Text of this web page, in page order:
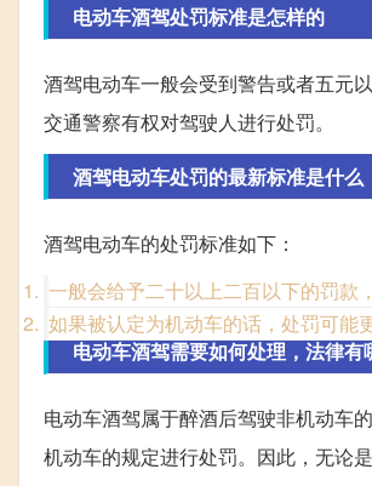
电动车酒驾处罚标准是怎样的
酒驾电动车一般会受到警告或者五元
交通警察有权对驾驶人进行处罚。
酒驾电动车处罚的最新标准是什么
酒驾电动车的处罚标准如下：
一般会给予二十以上二百以下的罚款
如果被认定为机动车的话，处罚可能
电动车酒驾需要如何处理，法律有
电动车酒驾属于醉酒后驾驶非机动车
机动车的规定进行处罚。因此，无论